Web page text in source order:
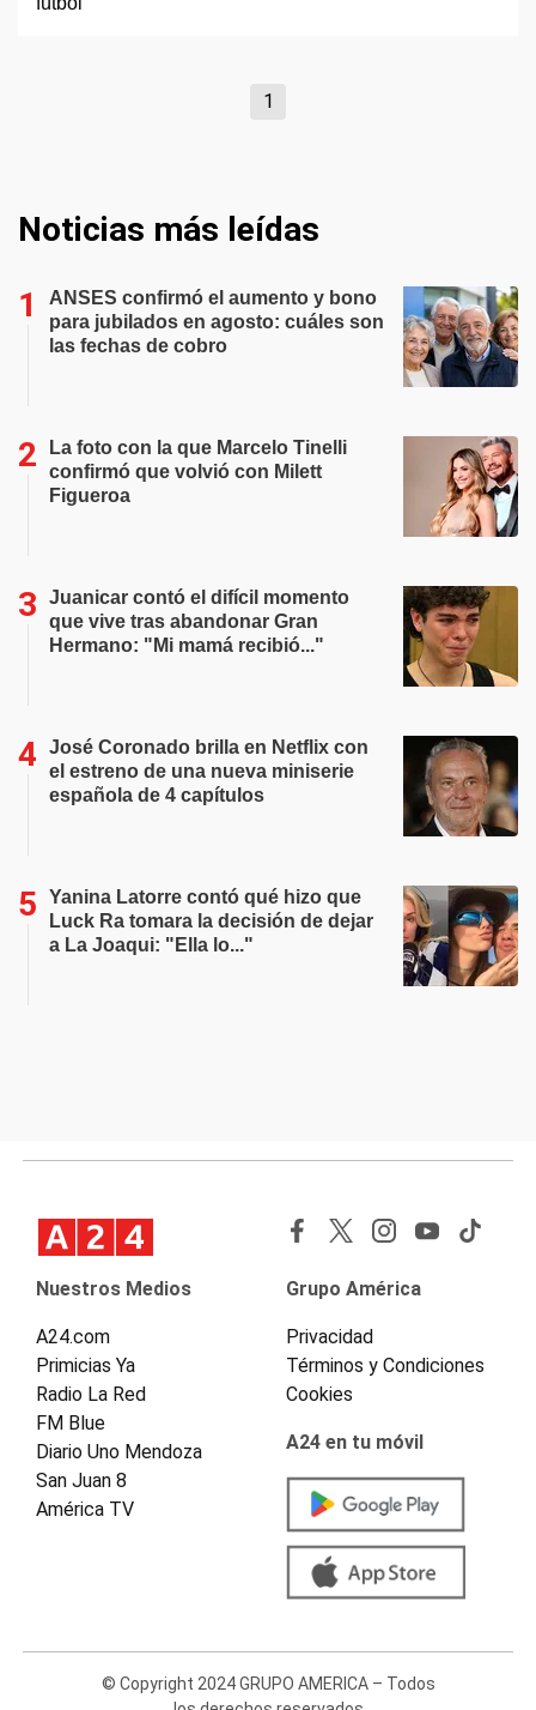
1
Noticias más leídas
ANSES confirmó el aumento y bono
para jubilados en agosto: cuáles son
las fechas de cobro
La foto con la que Marcelo Tinelli
confirmó que volvió con Milett
Figueroa
Juanicar contó el difícil momento
que vive tras abandonar Gran
Hermano: "Mi mamá recibió..."
José Coronado brilla en Netflix con
el estreno de una nueva miniserie
española de 4 capítulos
Yanina Latorre contó qué hizo que
Luck Ra tomara la decisión de dejar
a La Joaqui: "Ella lo..."
Nuestros Medios
A24.com
Primicias Ya
Radio La Red
FM Blue
Diario Uno Mendoza
San Juan 8
América TV
Grupo América
Privacidad
Términos y Condiciones
Cookies
A24 en tu móvil
© Copyright 2024 GRUPO AMERICA – Todos